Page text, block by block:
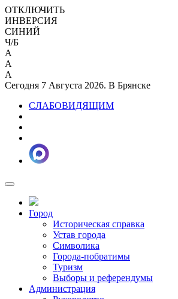
ОТКЛЮЧИТЬ
ИНВЕРСИЯ
СИНИЙ
Ч/Б
A
A
A
Сегодня 7 Августа 2026. В Брянске
СЛАБОВИДЯЩИМ
Город
Историческая справка
Устав города
Символика
Города-побратимы
Туризм
Выборы и референдумы
Администрация